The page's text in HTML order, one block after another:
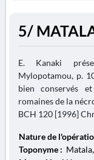
5/
E. Kanaki
Mylopotamou, p.
bien conservés
romaines de la
BCH 120 [1996]
Nature de
Toponyme :